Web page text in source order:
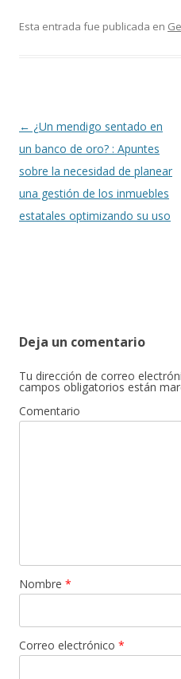
e
k
itt m
r
Esta entrada fue publicada en
Navegación
de
entradas
← ¿Un mendigo sentado en
un banco de oro? : Apuntes
sobre la necesidad de planear
una gestión de los inmuebles
estatales optimizando su uso
Deja un comentario
Tu dirección de correo
campos obligatorios están
Comentario
Nombre *
Correo electrónico *